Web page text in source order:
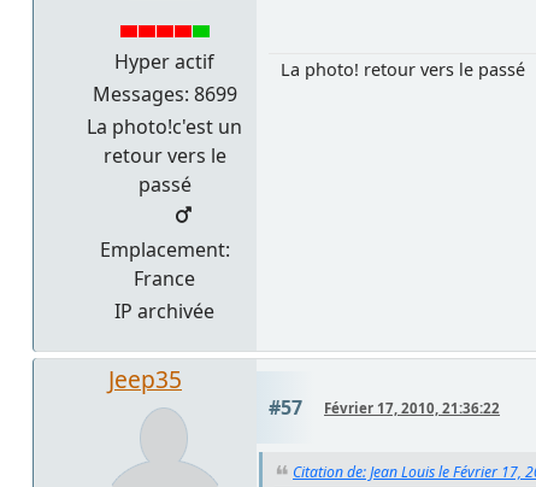
Hyper actif
Messages: 8699
La photo!c'est un
retour vers le
passé
Emplacement:
France
IP archivée
La photo! retour vers le passé
Jeep35
#57 Février 17, 2010, 21:36:22
Citation de: Jean Louis le Février 17,